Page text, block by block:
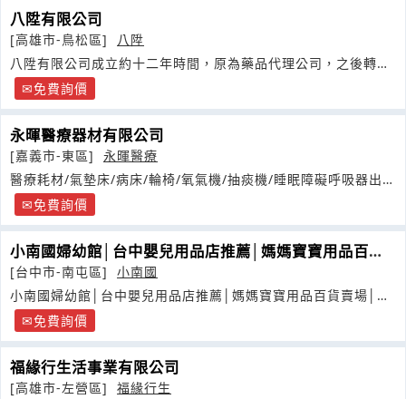
八陞有限公司
[高雄市-鳥松區]
八陞
八陞有限公司成立約十二年時間，原為藥品代理公司，之後轉型
經營嬰兒用品
免費詢價
永暉醫療器材有限公司
[嘉義市-東區]
永暉醫療
醫療耗材/氣墊床/病床/輪椅/氧氣機/抽痰機/睡眠障礙呼吸器出租
出售免費詢價
小南國婦幼館│台中嬰兒用品店推薦│媽媽寶寶用品百貨
賣場│台中嬰婦幼童用品專賣店
[台中市-南屯區]
小南國
小南國婦幼館│台中嬰兒用品店推薦│媽媽寶寶用品百貨賣場│台
中嬰婦幼童用品專賣店
免費詢價
福緣行生活事業有限公司
[高雄市-左營區]
福緣行生